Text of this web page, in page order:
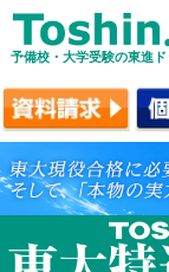
予備校・大学受験の東進